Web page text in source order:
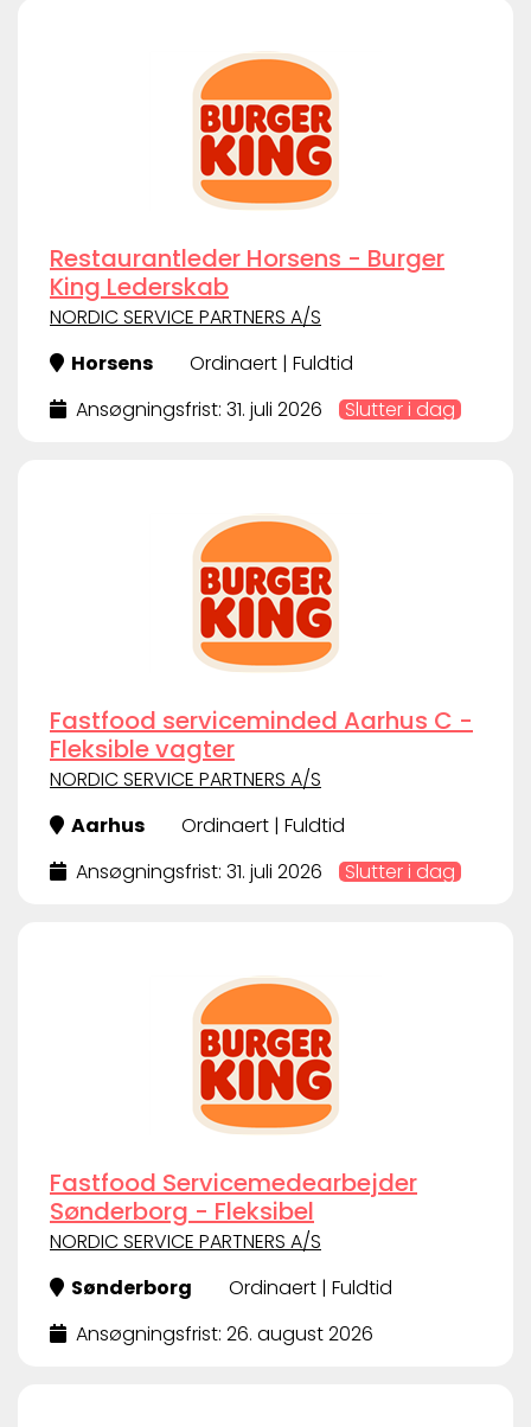
Restaurantleder Horsens - Burger
King Lederskab
NORDIC SERVICE PARTNERS A/S
Horsens
Ordinaert | Fuldtid
Ansøgningsfrist: 31. juli 2026
Slutter i dag
Fastfood serviceminded Aarhus C -
Fleksible vagter
NORDIC SERVICE PARTNERS A/S
Aarhus
Ordinaert | Fuldtid
Ansøgningsfrist: 31. juli 2026
Slutter i dag
Fastfood Servicemedearbejder
Sønderborg - Fleksibel
NORDIC SERVICE PARTNERS A/S
Sønderborg
Ordinaert | Fuldtid
Ansøgningsfrist: 26. august 2026